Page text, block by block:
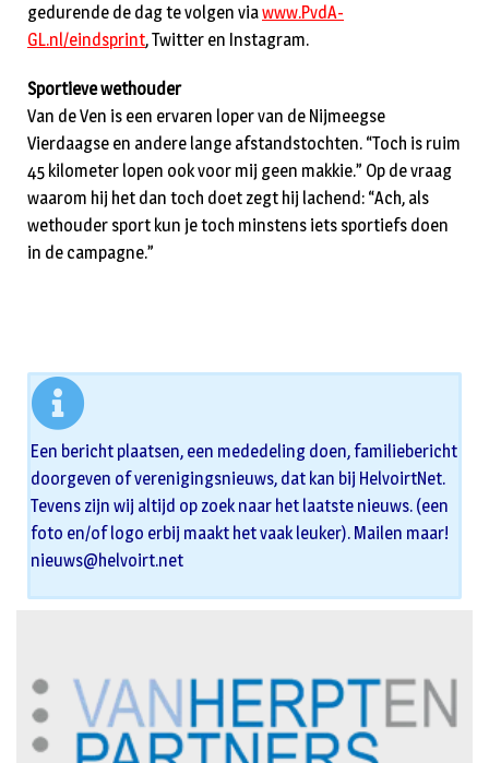
gedurende de dag te volgen viawww.PvdA-
GL.nl/eindsprint, Twitter en Instagram.
Sportieve wethouder
Van de Ven is een ervaren loper van de Nijmeegse
Vierdaagse en andere lange afstandstochten. “Toch is ruim
45 kilometer lopen ook voor mij geen makkie.” Op de vraag
waarom hij het dan toch doet zegt hij lachend: “Ach, als
wethouder sport kun je toch minstens iets sportiefs doen
in de campagne.”
Een bericht plaatsen, een mededeling doen, familiebericht
doorgeven of verenigingsnieuws, dat kan bij HelvoirtNet.
Tevens zijn wij altijd op zoek naar het laatste nieuws. (een
foto en/of logo erbij maakt het vaak leuker). Mailen maar!
nieuws@helvoirt.net